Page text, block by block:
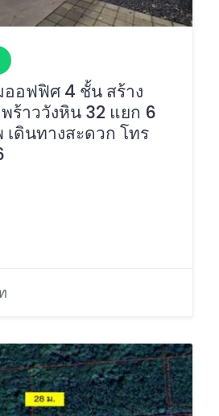
อฟฟิศ 4 ชั้น สร้าง
ร้าววังหิน 32 แยก 6
เดินทางสะดวก โทร